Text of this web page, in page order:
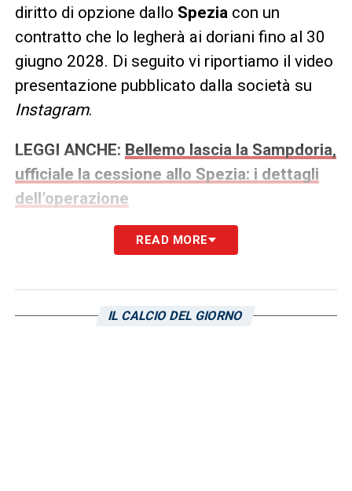
diritto di opzione dallo Spezia con un
contratto che lo legherà ai doriani fino al 30
giugno 2028. Di seguito vi riportiamo il video
presentazione pubblicato dalla società su
Instagram.
LEGGI ANCHE: Bellemo lascia la Sampdoria,
ufficiale la cessione allo Spezia: i dettagli
dell’operazione
READ MORE
IL CALCIO DEL GIORNO